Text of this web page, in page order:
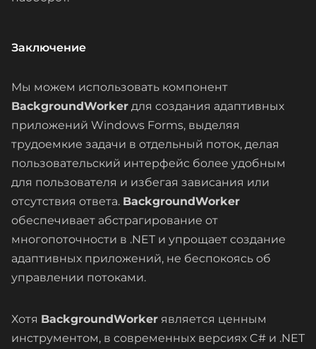
Заключение
Мы можем использовать компонент
BackgroundWorker для создания адаптивных
приложений Windows Forms, выделяя
трудоемкие задачи в отдельный поток, делая
пользовательский интерфейс более удобным
для пользователя и избегая зависания или
отсутствия ответа. BackgroundWorker
обеспечивает абстрагирование от
многопоточности в .NET и упрощает создание
адаптивных приложений, не беспокоясь об
управлении потоками.
Хотя BackgroundWorker является ценным
инструментом, в современных версиях C# и .NET